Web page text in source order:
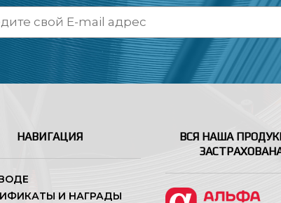
НАВИГАЦИЯ
И НАГРАДЫ
ВСЯ НАША